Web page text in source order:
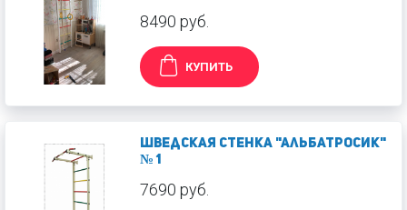
8490 руб.
КУПИТЬ
Шведская стенка "Альбатросик"
№ 1
7690 руб.